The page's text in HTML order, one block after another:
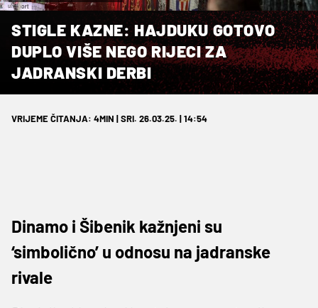
STIGLE KAZNE: HAJDUKU GOTOVO
DUPLO VIŠE NEGO RIJECI ZA
JADRANSKI DERBI
VRIJEME ČITANJA: 4MIN | SRI. 26.03.25. | 14:54
Dinamo i Šibenik kažnjeni su
‘simbolično’ u odnosu na jadranske
rivale